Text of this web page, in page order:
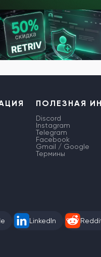
ПОЛЕЗНАЯ
Discord
Instagram
Telegram
Facebook
Gmail / Google
Термины
LinkedIn